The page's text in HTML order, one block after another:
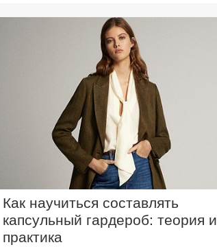
Как научиться составлять
капсульный гардероб: теория и
практика